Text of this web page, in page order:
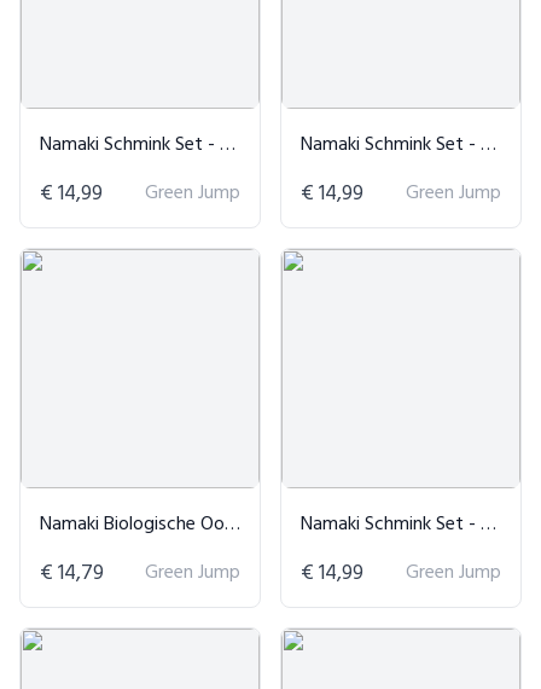
Namaki Schmink Set - 3 Delig
€ 14,99 Green Jump
Namaki Schmink Set - 3 Delig
€ 14,99 Green Jump
Namaki Biologische Oogschaduw
€ 14,79 Green Jump
Namaki Schmink Set - 3 Delig
€ 14,99 Green Jump